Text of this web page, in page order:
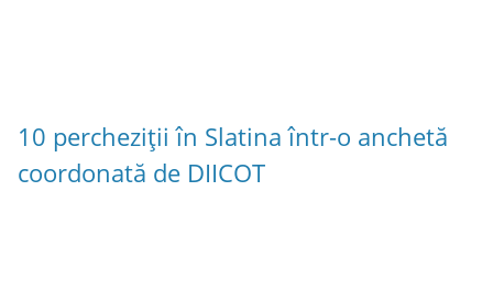
10 percheziții în Slatina într-o anchetă
coordonată de DIICOT